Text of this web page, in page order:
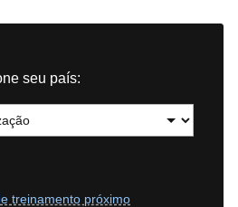
seu país:
treinamento próximo